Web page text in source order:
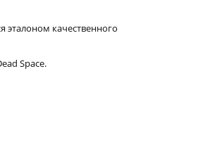
эталоном качественного
Space.